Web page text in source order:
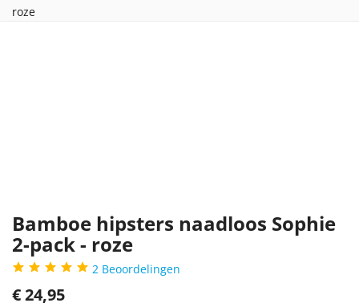
roze
Bamboe hipsters naadloos Sophie
2-pack - roze
2 Beoordelingen
€24,95